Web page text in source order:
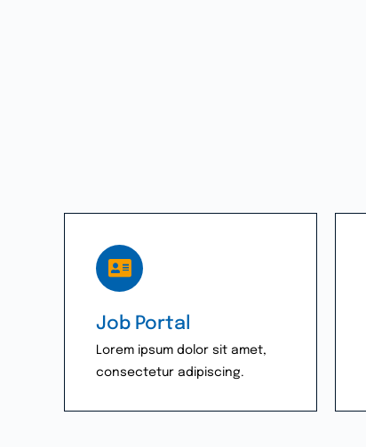
Job Portal
Lorem ipsum dolor sit amet,
consectetur adipiscing.